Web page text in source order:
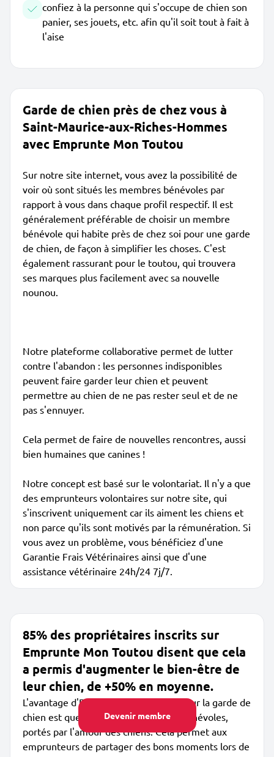
Devenir membre
confiez à la personne qui s'occupe de chien son
panier, ses jouets, etc. afin qu'il soit tout à fait à
l'aise
Garde de chien près de chez vous à
Saint-Maurice-aux-Riches-Hommes
avec Emprunte Mon Toutou
Sur notre site internet, vous avez la possibilité de
voir où sont situés les membres bénévoles par
rapport à vous dans chaque profil respectif. Il est
généralement préférable de choisir un membre
bénévole qui habite près de chez soi pour une garde
de chien, de façon à simplifier les choses. C'est
également rassurant pour le toutou, qui trouvera
ses marques plus facilement avec sa nouvelle
nounou.
Notre plateforme collaborative permet de lutter
contre l'abandon : les personnes indisponibles
peuvent faire garder leur chien et peuvent
permettre au chien de ne pas rester seul et de ne
pas s'ennuyer.
Cela permet de faire de nouvelles rencontres, aussi
bien humaines que canines !
Notre concept est basé sur le volontariat. Il n'y a que
des emprunteurs volontaires sur notre site, qui
s'inscrivent uniquement car ils aiment les chiens et
non parce qu'ils sont motivés par la rémunération. Si
vous avez un problème, vous bénéficiez d'une
Garantie Frais Vétérinaires ainsi que d'une
assistance vétérinaire 24h/24 7j/7.
85% des propriétaires inscrits sur
Emprunte Mon Toutou disent que cela
a permis d'augmenter le bien-être de
leur chien, de +50% en moyenne.
L'avantage d'Emprunte Mon Toutou pour la garde de
chien est que les membres sont des bénévoles,
portés par l'amour des chiens. Cela permet aux
emprunteurs de partager des bons moments lors de